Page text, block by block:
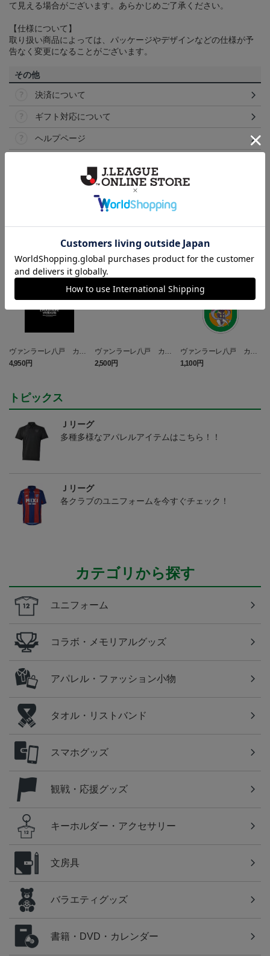
て見える場合がございます。あらかじめご了承ください。
【仕様について】
取り扱い商品によっては、パッケージやデザインなどの仕様が予
告なく変更になることがございます。
その他
決済について
ギフト対応について
ヘルプページ
NEW
ヴァンラーレ八戸 カラ
マネロ Tシャツ BLACK
4,950円
NEW
ヴァンラーレ八戸 カラ
マネロ タオルマフラー
2,500円
NEW
ヴァンラーレ八戸 カラ
マネロ キーホルダー
1,100円
トピックス
Ｊリーグ
多種多様なアパレルアイテムはこちら！！
Ｊリーグ
各クラブのユニフォームを今すぐチェック！
カテゴリから探す
ユニフォーム
コラボ・メモリアルグッズ
アパレル・ファッション小物
タオル・リストバンド
スマホグッズ
観戦・応援グッズ
キーホルダー・アクセサリー
文房具
バラエティグッズ
書籍・DVD・カレンダー